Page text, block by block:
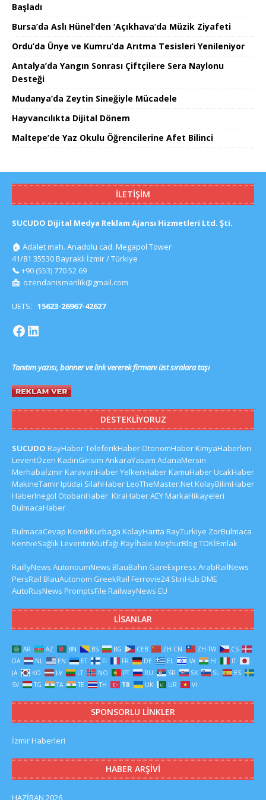
Başladı
Bursa’da Aslı Hünel’den ‘Açıkhava’da Müzik Ziyafeti
Ordu’da Ünye ve Kumru’da Arıtma Tesisleri Yenileniyor
Antalya’da Yangın Sonrası Çiftçilere Sera Naylonu
Desteği
Mudanya’da Zeytin Sineğiyle Mücadele
Hayvancılıkta Dijital Dönem
Maltepe’de Yaz Okulu Öğrencilerine Afet Bilinci
İLETIŞIM
SUCUDO Dijital Medya Reklam Ajansı Hizmetleri Ltd. Şti.
🏠 Adalet mah. Anadolu cad. Megapol Tower
41/81 35530 Bayraklı İzmir / Türkiye
📞 +90 (553) 770 52 69
📩 ozendanismanlik@gmail.com
UETS: 15623-26967-42627
Tanıtım yazısı, banner ve link vererek firmanı üst sıralara taşı
DESTEKLIYORUZ
SUCUDO RayHaberTeleferikHaber OtonomHaberKimyaHaberleri
LeventÖzen KadinGirisim AnkaraYasam AdanaMersin
MerhabaİzmirKaravanHaberYelkenHaberKamuHaberUcakHaber
MakineTamirIptidai SilahHaberLeoTheMaster.NetKolayBilimHaber
HaberInegol OtobanHaber KiraHaberAEYMarkaHikayeleri
BulmacaHaber
BulmacaCevap KomikKurbaga KolayHarita RayTurkiye ZorBulmaca
KentveSağlıkLeventinMutfağı Rayİhale MeşhurBlogTOKİEmlak
RaillyNews AutonoumNews BlauBahn GareExpress ArabRailNews
PersRail BlauAutonom GreekRail Ferrovie24 StiriHub DME
AutoRusNews PromptsFile RailwayNews EU
LISANLAR
AR AZ BN BS BG CEB ZH-CN ZH-TW
CS
DA
NL EN ET FI FR DE EL IW HI
IT
JA
KO LV LT NO PT RU SR SK SL
ES
SV
TG TA TE TH TR UK UR VI
SPONSORLU LINKLER
İzmir Haberleri
HABER ARŞIVI
HAZIRAN 2026